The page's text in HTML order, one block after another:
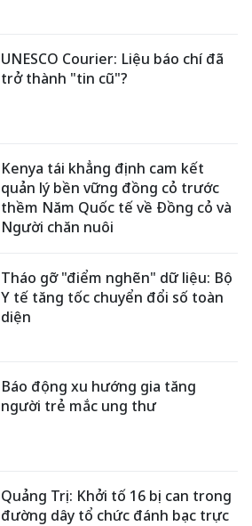
UNESCO Courier: Liệu báo chí đã
trở thành "tin cũ"?
Kenya tái khẳng định cam kết
quản lý bền vững đồng cỏ trước
thềm Năm Quốc tế về Đồng cỏ và
Người chăn nuôi
Tháo gỡ "điểm nghẽn" dữ liệu: Bộ
Y tế tăng tốc chuyển đổi số toàn
diện
Báo động xu hướng gia tăng
người trẻ mắc ung thư
Quảng Trị: Khởi tố 16 bị can trong
đường dây tổ chức đánh bạc trực